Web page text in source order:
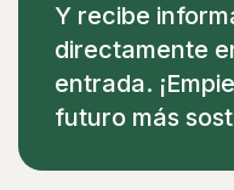
Y recibe
directamente
entrada.
futuro más